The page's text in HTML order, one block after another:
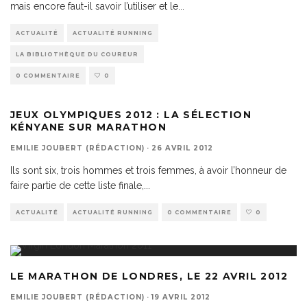
mais encore faut-il savoir l’utiliser et le
ACTUALITÉ ACTUALITÉ RUNNING
LA BIBLIOTHÈQUE DU COUREUR
0 COMMENTAIRE 0
JEUX OLYMPIQUES 2012 : LA SÉLECTION
KÉNYANE SUR MARATHON
EMILIE JOUBERT (RÉDACTION) · 26 AVRIL 2012
Ils sont six, trois hommes et trois femmes, à avoir l’honneur de
faire partie de cette liste finale,
ACTUALITÉ ACTUALITÉ RUNNING 0 COMMENTAIRE 0
LE MARATHON DE LONDRES, LE 22 AVRIL 2012
EMILIE JOUBERT (RÉDACTION) · 19 AVRIL 2012